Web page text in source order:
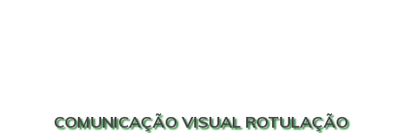
COMUNICAÇÃO VISUAL ROTULAÇÃO